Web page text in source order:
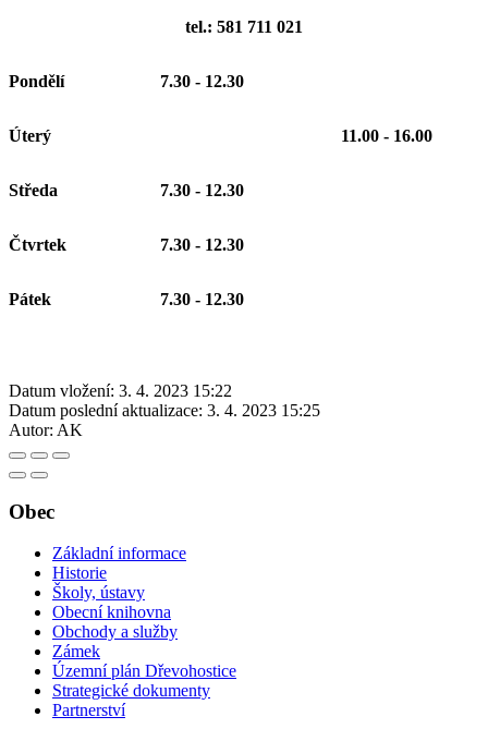
tel.: 581 711 021
Pondělí 7.30 - 12.30
Úterý 11.00 - 16.00
Středa 7.30 - 12.30
Čtvrtek 7.30 - 12.30
Pátek 7.30 - 12.30
Datum vložení: 3. 4. 2023 15:22
Datum poslední aktualizace: 3. 4. 2023 15:25
Autor: AK
Obec
Základní informace
Historie
Školy, ústavy
Obecní knihovna
Obchody a služby
Zámek
Územní plán Dřevohostice
Strategické dokumenty
Partnerství